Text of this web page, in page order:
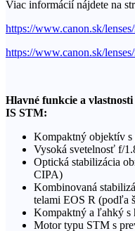
Viac informácií nájdete na
https://www.canon.sk/
https://www.canon.sk/
Hlavné funkcie a
IS STM:
Kompaktný objektív
Vysoká svetelnosť f/
Optická stabilizácia
CIPA)
Kombinovaná
telami EOS R (podľa
Kompaktný a ľahký s
Motor typu STM s